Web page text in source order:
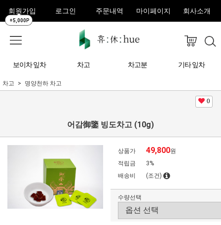
회원가입
+5,000P
로그인 주문내역 마이페이지 회사소개
보이차 잎차 차고 차고분 기타 잎차
차고 명양천하 차고
0
어감御鑒 빙도차고 (10g)
상품가 49,800원
적립금
3%
배송비
(조건)
수량선택